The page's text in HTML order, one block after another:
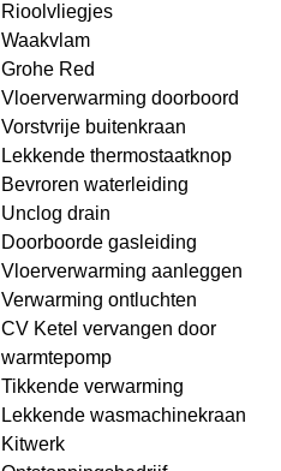
Rioolvliegjes
Waakvlam
Grohe Red
Vloerverwarming doorboord
Vorstvrije buitenkraan
Lekkende thermostaatknop
Bevroren waterleiding
Unclog drain
Doorboorde gasleiding
Vloerverwarming aanleggen
Verwarming ontluchten
CV Ketel vervangen door
warmtepomp
Tikkende verwarming
Lekkende wasmachinekraan
Kitwerk